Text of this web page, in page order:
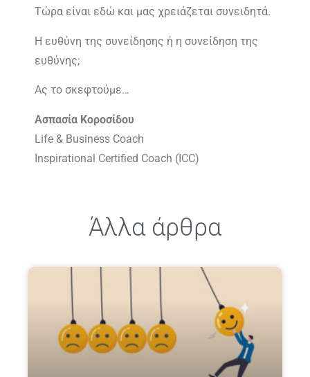
Τώρα είναι εδώ και μας χρειάζεται συνειδητά.
Η ευθύνη της συνείδησης ή η συνείδηση της
ευθύνης;
Ας το σκεφτούμε…
Ασπασία Κοροσίδου
Life & Business Coach
Inspirational Certified Coach (ICC)
Άλλα άρθρα